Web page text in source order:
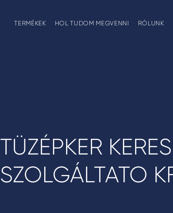
TERMÉKEK HOL TUDOM MEGVENNI RÓLUNK
TÜZÉPKER
SZOLGÁLTATO